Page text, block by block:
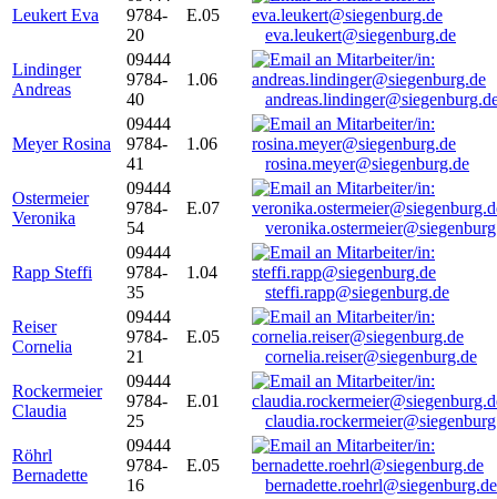
Leukert Eva
9784-
20
E.05
eva.leukert@siegenburg.de
Lindinger
Andreas
09444
9784-
40
1.06
Meyer Rosina
09444
9784-
41
1.06
rosina.meyer@siegenburg.de
Ostermeier
Veronika
09444
9784-
54
E.07
Rapp Steffi
09444
9784-
35
1.04
steffi.rapp@siegenburg.de
Reiser
Cornelia
09444
9784-
21
E.05
cornelia.reiser@siegenburg.de
Rockermeier
Claudia
09444
9784-
25
E.01
Röhrl
Bernadette
09444
9784-
16
E.05
bernadette.roehrl@siegenburg.de